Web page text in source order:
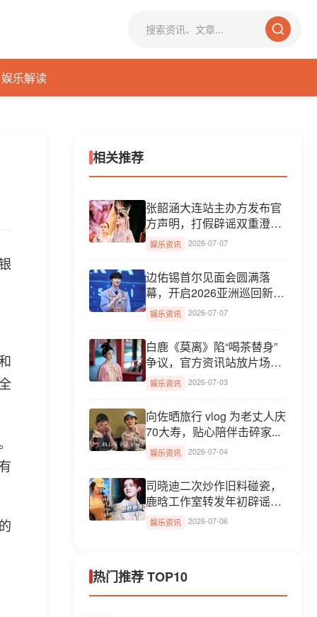
娱乐解读
相关推荐
张韶涵大连站主办方发布官
方声明，打假辟谣双重澄
清...
娱乐资讯 2026-07-07
边佑锡首尔见面会圆满落
幕，开启2026亚洲巡回新篇
章
娱乐资讯 2026-07-07
白鹿《莫离》陷“喝茶替身”
争议，官方资讯站放片场花
絮...
娱乐资讯 2026-07-03
向佐晒旅行 vlog 为老丈人庆
70大寿，贴心陪伴击碎家...
娱乐资讯 2026-07-04
司晓迪二次炒作旧料碰瓷，
鹿晗工作室转发年初辟谣
声...
娱乐资讯 2026-07-06
热门推荐 TOP10